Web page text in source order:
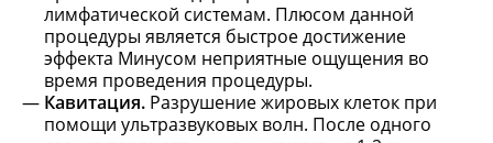
лимфатической системам. Плюсом данной
процедуры является быстрое достижение
эффекта Минусом неприятные ощущения во
время проведения процедуры.
Кавитация. Разрушение жировых клеток при
помощи ультразвуковых волн. После одного